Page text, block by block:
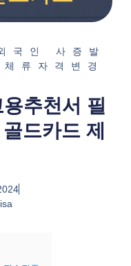
국인 사증발
류자격변경
추천서 필
드카드 제